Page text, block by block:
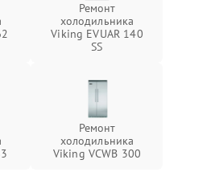
Ремонт
холодильника
Viking EVUAR 140
SS
Ремонт
холодильника
Viking VCWB 300